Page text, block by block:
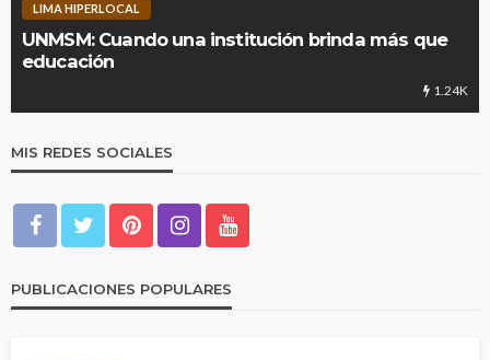
LIMA HIPERLOCAL
UNMSM: Cuando una institución brinda más que
educación
1.24K
MIS REDES SOCIALES
PUBLICACIONES POPULARES